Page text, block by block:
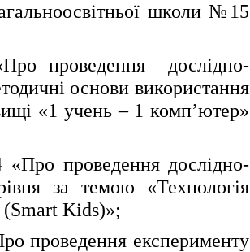
школи №15
проведення дослідно-
основи використання
«1 учень – 1 комп’ютер»
проведення дослідно-
за темою «Технологія
(Smart Kids)»;
проведення експерименту